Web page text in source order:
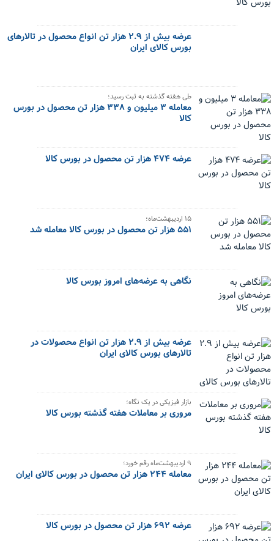
عرضه بیش از ۲.۹ هزار تن انواع محصول در تالارهای
بورس کالای ایران
طی هفته گذشته به ثبت رسید؛
معامله ۳ میلیون و ۳۳۸ هزار تن محصول در بورس
کالا
عرضه ۴۷۴ هزار تن محصول در بورس کالا
۱۵ اردیبهشت‌ماه؛
۵۵۱ هزار تن محصول در بورس کالا معامله شد
نگاهی به عرضه‌های امروز بورس کالا
عرضه بیش از ۲.۹ هزار تن انواع محصولات در
تالارهای بورس کالای ایران
بازار فیزیکی در یک نگاه؛
مروری بر معاملات هفته گذشته بورس کالا
۹ اردیبهشت‌ماه رقم خورد؛
معامله ۲۴۴ هزار تن محصول در بورس کالای ایران
عرضه ۶۹۲ هزار تن محصول در بورس کالا